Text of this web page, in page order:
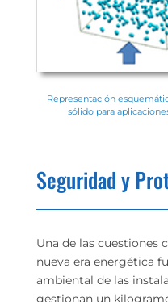
Representación
sólido para
Seguridad y
Una de las cuestiones
nueva era energética
ambiental de las
gestionan un